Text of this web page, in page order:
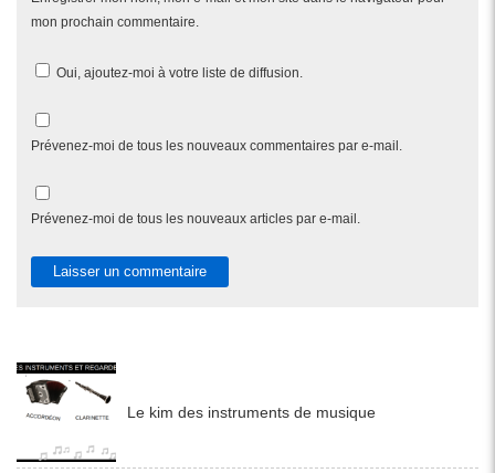
mon prochain commentaire.
Oui, ajoutez-moi à votre liste de diffusion.
Prévenez-moi de tous les nouveaux commentaires par e-mail.
Prévenez-moi de tous les nouveaux articles par e-mail.
Le kim des instruments de musique